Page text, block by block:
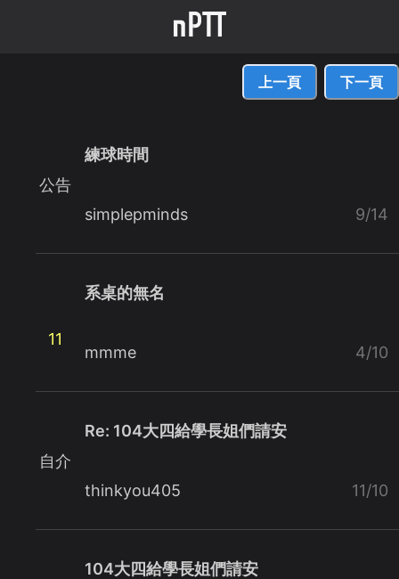
上一頁 下一頁
公告
練球時間
simplepminds 9/14
11
系桌的無名
mmme 4/10
自介
Re: 104大四給學長姐們請安
thinkyou405 11/10
104大四給學長姐們請安